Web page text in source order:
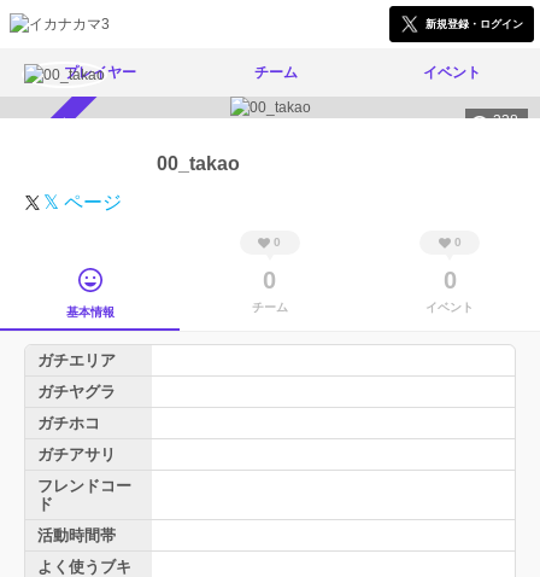
新規登録・ログイン
プレイヤー チーム イベント
338
00_takao
𝕏 ページ
基本情報
0
0
チーム
0
0
イベント
ガチエリア
ガチヤグラ
ガチホコ
ガチアサリ
フレンドコー
ド
活動時間帯
よく使うブキ